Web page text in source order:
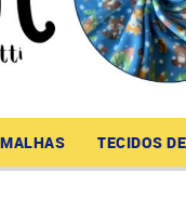
MALHAS TECIDOS